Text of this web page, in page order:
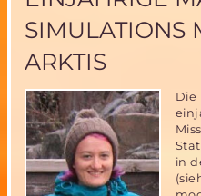
SIMULATIONS
ARKTIS
Die
in